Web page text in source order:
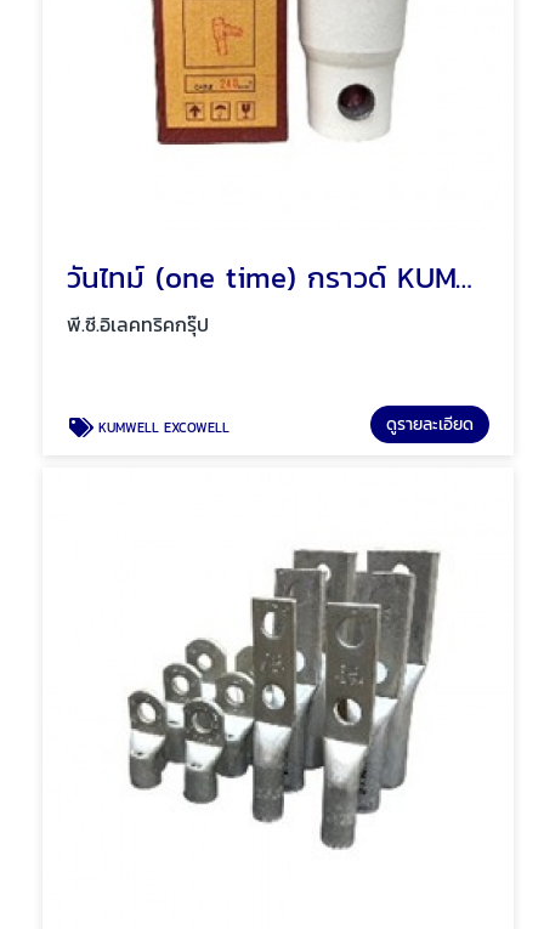
วันไทม์ (one time) กราวด์ KUMWELL EXCOWELL พัทยา ชลบุรี
พี.ซี.อิเลคทริคกรุ๊ป
KUMWELL EXCOWELL ดูรายละเอียด